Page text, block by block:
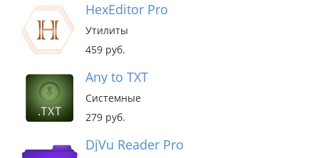
HexEditor Pro
Утилиты
459 руб.
Any to TXT
Системные
279 руб.
DjVu Reader Pro